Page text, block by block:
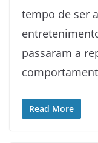
tempo de ser
passaram a
Read More